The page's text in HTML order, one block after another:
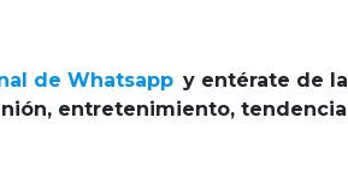
de Whatsapp y entérate de
entretenimiento,